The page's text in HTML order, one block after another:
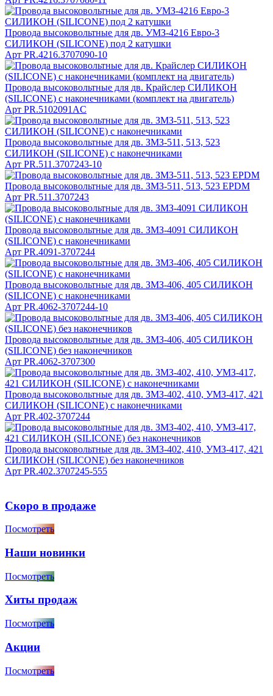
Провода высоковольтные для дв. УМЗ-4216 Евро-3
СИЛИКОН (SILICONE) под 2 катушки
Арт PR.4216.3707090-10
Провода высоковольтные для дв. Крайслер СИЛИКОН
(SILICONE) с наконечниками (комплект на двигатель)
Арт PR.5102091AC
Провода высоковольтные для дв. ЗМЗ-511, 513, 523
СИЛИКОН (SILICONE) с наконечниками
Арт PR.511.3707243-10
Провода высоковольтные для дв. ЗМЗ-511, 513, 523 EPDM
Арт PR.511.3707243
Провода высоковольтные для дв. ЗМЗ-4091 СИЛИКОН
(SILICONE) с наконечниками
Арт PR.4091-3707244
Провода высоковольтные для дв. ЗМЗ-406, 405 СИЛИКОН
(SILICONE) с наконечниками
Арт PR.4062-3707244-10
Провода высоковольтные для дв. ЗМЗ-406, 405 СИЛИКОН
(SILICONE) без наконечников
Арт PR.4062-3707300
Провода высоковольтные для дв. ЗМЗ-402, 410, УМЗ-417, 421
СИЛИКОН (SILICONE) с наконечниками
Арт PR.402-3707244
Провода высоковольтные для дв. ЗМЗ-402, 410, УМЗ-417, 421
СИЛИКОН (SILICONE) без наконечников
Арт PR.402.3707245-555
Скоро в продаже
Посмотреть
Наши новинки
Посмотреть
Хиты продаж
Посмотреть
Акции
Посмотреть